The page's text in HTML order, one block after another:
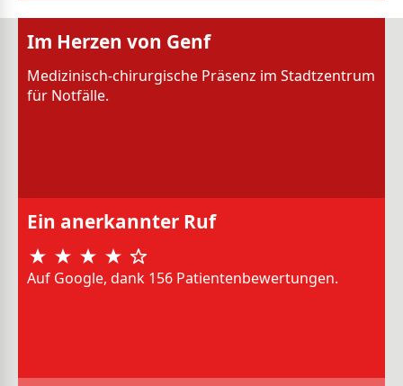
Im Herzen von Genf
Medizinisch-chirurgische Präsenz im Stadtzentrum
für Notfälle.
Ein anerkannter Ruf
Auf Google, dank 156 Patientenbewertungen.